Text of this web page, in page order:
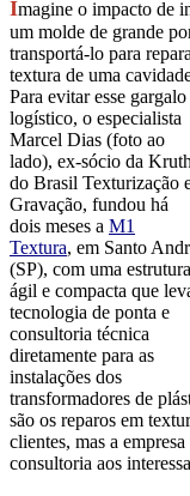
Imagine o impacto de
um molde de grande
transportá-lo para
textura de uma
Para evitar esse gargalo
logístico, o especialista
Marcel Dias (foto ao
lado), ex-sócio da
do Brasil Texturização
Gravação, fundou há
dois meses a M1
Textura, em Santo
(SP), com uma estrutura
ágil e compacta que
tecnologia de ponta e
consultoria técnica
diretamente para as
instalações dos
transformadores de
são os reparos em
clientes, mas a
consultoria aos